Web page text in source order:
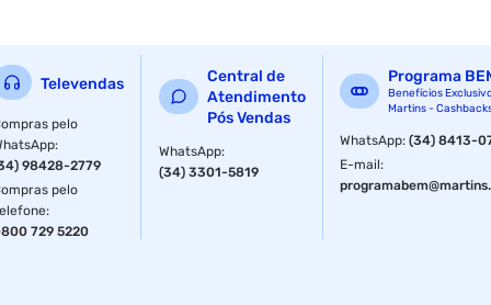
Televendas
pelo
:
98428-2779
pelo
:
729 5220
Central de
Atendimento
Pós Vendas
WhatsApp:
(34) 3301-5819
Programa
Benefícios
Martins -
WhatsApp:(34) 8413-
E-mail: